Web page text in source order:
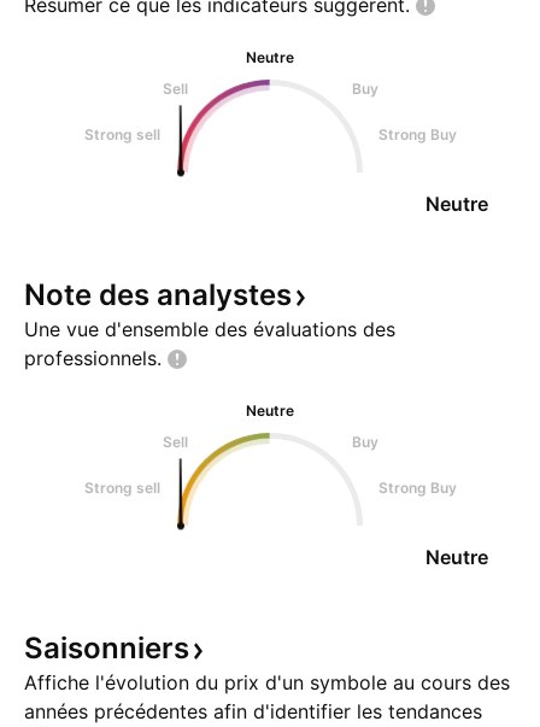
Résumer ce que les indicateurs suggèrent.
Neutre
Sell
Buy
Strong sell Strong Buy
Neutre
Note des analystes
Une vue d'ensemble des évaluations des
professionnels.
Neutre
Sell
Buy
Strong sell Strong Buy
Neutre
Saisonniers
Affiche l'évolution du prix d'un symbole au cours des
années précédentes afin d'identifier les tendances